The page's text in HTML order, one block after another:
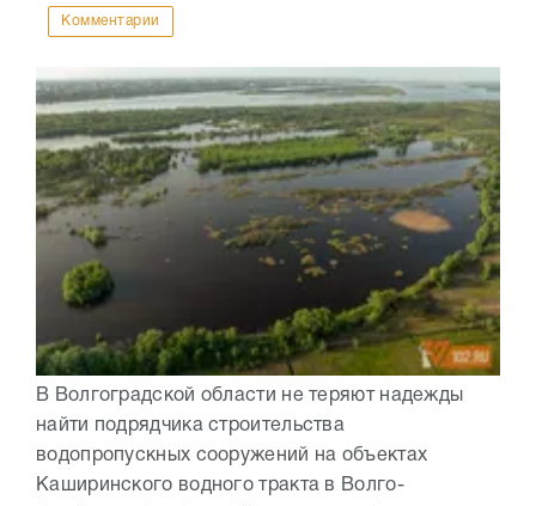
Комментарии
В Волгоградской области не теряют надежды
найти подрядчика строительства
водопропускных сооружений на объектах
Каширинского водного тракта в Волго-